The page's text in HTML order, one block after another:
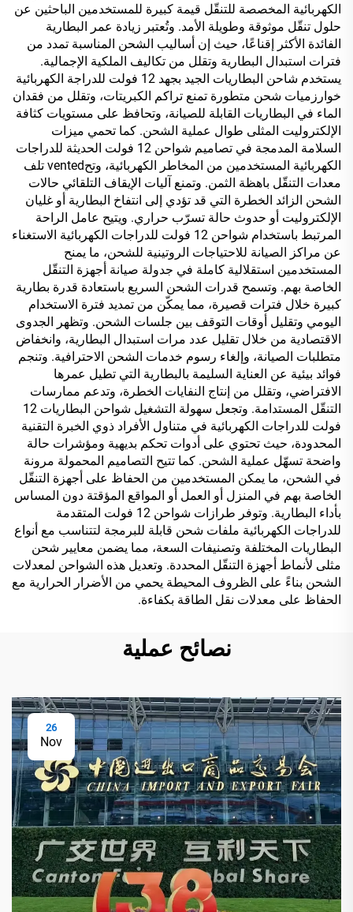
الكهربائية المخصصة للتنقّل قيمة كبيرة للمستخدمين الباحثين عن
حلول تنقّل موثوقة وطويلة الأمد. وتُعتبر زيادة عمر البطارية
الفائدة الأكثر إقناعًا، حيث إن أساليب الشحن المناسبة تمدد من
فترات استبدال البطارية وتقلل من تكاليف الملكية الإجمالية.
يستخدم شاحن البطاريات الجيد بجهد 12 فولت للدراجة الكهربائية
خوارزميات شحن متطورة تمنع تراكم الكبريتات، وتقلل من فقدان
الماء في البطاريات القابلة للصيانة، وتحافظ على مستويات كثافة
الإلكتروليت المثلى طوال عملية الشحن. كما تحمي ميزات
السلامة المدمجة في تصاميم شواحن 12 فولت الحديثة للدراجات
الكهربائية المستخدمين من المخاطر الكهربائية، وتحvented تلف
معدات التنقّل باهظة الثمن. وتمنع آليات الإيقاف التلقائي حالات
الشحن الزائد الخطرة التي قد تؤدي إلى انتفاخ البطارية أو غليان
الإلكتروليت أو حدوث حالة تسرّب حراري. ويتيح عامل الراحة
المرتبط باستخدام شواحن 12 فولت للدراجات الكهربائية الاستغناء
عن مراكز الصيانة للاحتياجات الروتينية للشحن، ما يمنح
المستخدمين استقلالية كاملة في جدولة صيانة أجهزة التنقّل
الخاصة بهم. وتسمح قدرات الشحن السريع باستعادة قدرة بطارية
كبيرة خلال فترات قصيرة، مما يمكّن من تمديد فترة الاستخدام
اليومي وتقليل أوقات التوقف بين جلسات الشحن. وتظهر الجدوى
الاقتصادية من خلال تقليل عدد مرات استبدال البطارية، وانخفاض
متطلبات الصيانة، وإلغاء رسوم خدمات الشحن الاحترافية. وتنجم
فوائد بيئية عن العناية السليمة بالبطارية التي تطيل عمرها
الافتراضي، وتقلل من إنتاج النفايات الخطرة، وتدعم ممارسات
التنقّل المستدامة. وتجعل سهولة التشغيل شواحن البطاريات 12
فولت للدراجات الكهربائية في متناول الأفراد ذوي الخبرة التقنية
المحدودة، حيث تحتوي على أدوات تحكم بديهية ومؤشرات حالة
واضحة تسهّل عملية الشحن. كما تتيح التصاميم المحمولة مرونة
في الشحن، ما يمكن المستخدمين من الحفاظ على أجهزة التنقّل
الخاصة بهم في المنزل أو العمل أو المواقع المؤقتة دون المساس
بأداء البطارية. وتوفر طرازات شواحن 12 فولت المتقدمة
للدراجات الكهربائية ملفات شحن قابلة للبرمجة لتتناسب مع أنواع
البطاريات المختلفة وتصنيفات السعة، مما يضمن معايير شحن
مثلى لأنماط أجهزة التنقّل المحددة. وتعديل هذه الشواحن لمعدلات
الشحن بناءً على الظروف المحيطة يحمي من الأضرار الحرارية مع
الحفاظ على معدلات نقل الطاقة بكفاءة.
نصائح عملية
26
Nov